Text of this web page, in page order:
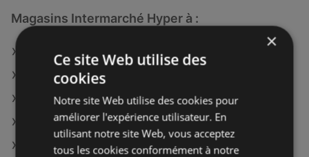
Magasins Intermarché Hyper à :
Intermarché Hyper à Montargis
Intermarché Hyper à Saint-Quentin
Intermarché Hyper à Cognac
Intermarché Hyper à Ussel
Intermarché Hyper à Alès
×
Ce site Web utilise des
cookies
Notre site Web utilise des cookies pour
améliorer l'expérience utilisateur. En
utilisant notre site Web, vous acceptez
tous les cookies conformément à notre